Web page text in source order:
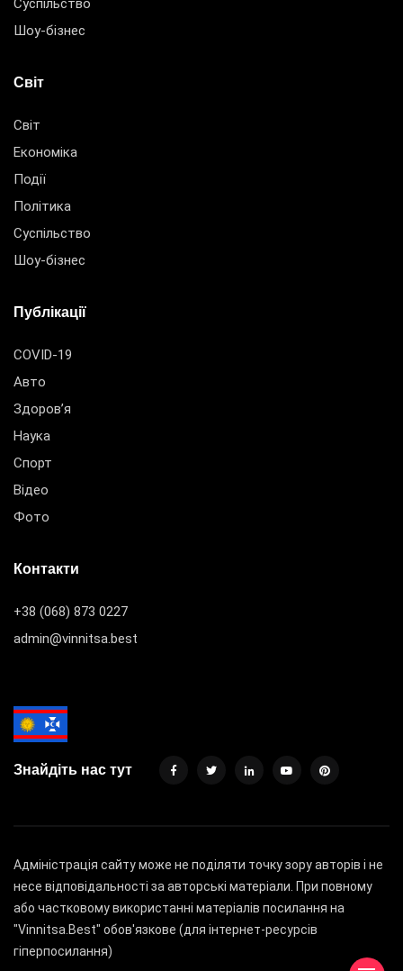
Суспільство
Шоу-бізнес
Світ
Світ
Економіка
Події
Політика
Суспільство
Шоу-бізнес
Публікації
COVID-19
Авто
Здоров’я
Наука
Спорт
Відео
Фото
Контакти
+38 (068) 873 0227
admin@vinnitsa.best
Знайдіть нас тут
Адміністрація сайту може не поділяти точку зору авторів і не
несе відповідальності за авторські матеріали. При повному
або частковому використанні матеріалів посилання на
"Vinnitsa.Best" обов'язкове (для інтернет-ресурсів
гіперпосилання)